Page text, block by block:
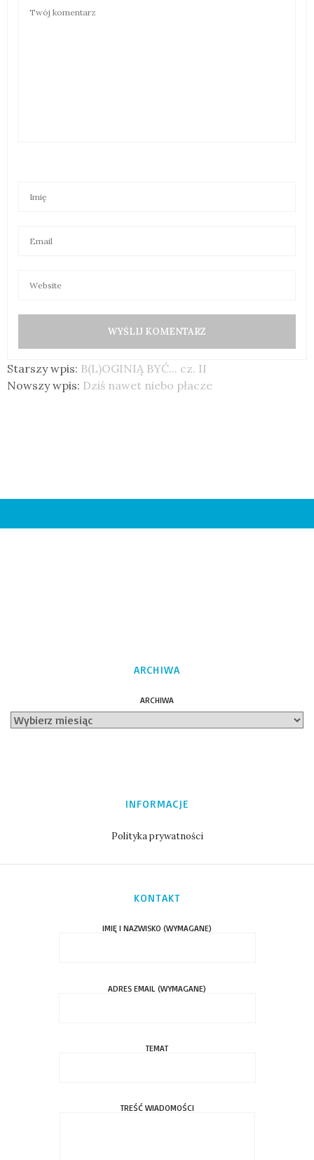
Starszy wpis: B(L)OGINIĄ BYĆ... cz. II
Nowszy wpis: Dziś nawet niebo płacze
ARCHIWA
ARCHIWA
INFORMACJE
Polityka prywatności
KONTAKT
IMIĘ I NAZWISKO (WYMAGANE)
ADRES EMAIL (WYMAGANE)
TEMAT
TREŚĆ WIADOMOŚCI